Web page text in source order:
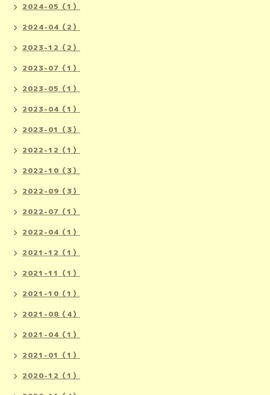
2024-05（1）
2024-04（2）
2023-12（2）
2023-07（1）
2023-05（1）
2023-04（1）
2023-01（3）
2022-12（1）
2022-10（3）
2022-09（3）
2022-07（1）
2022-04（1）
2021-12（1）
2021-11（1）
2021-10（1）
2021-08（4）
2021-04（1）
2021-01（1）
2020-12（1）